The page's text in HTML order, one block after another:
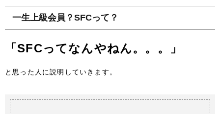
一生上級会員？SFCって？
「SFCってなんやねん。。。」
と思った人に説明していきます。